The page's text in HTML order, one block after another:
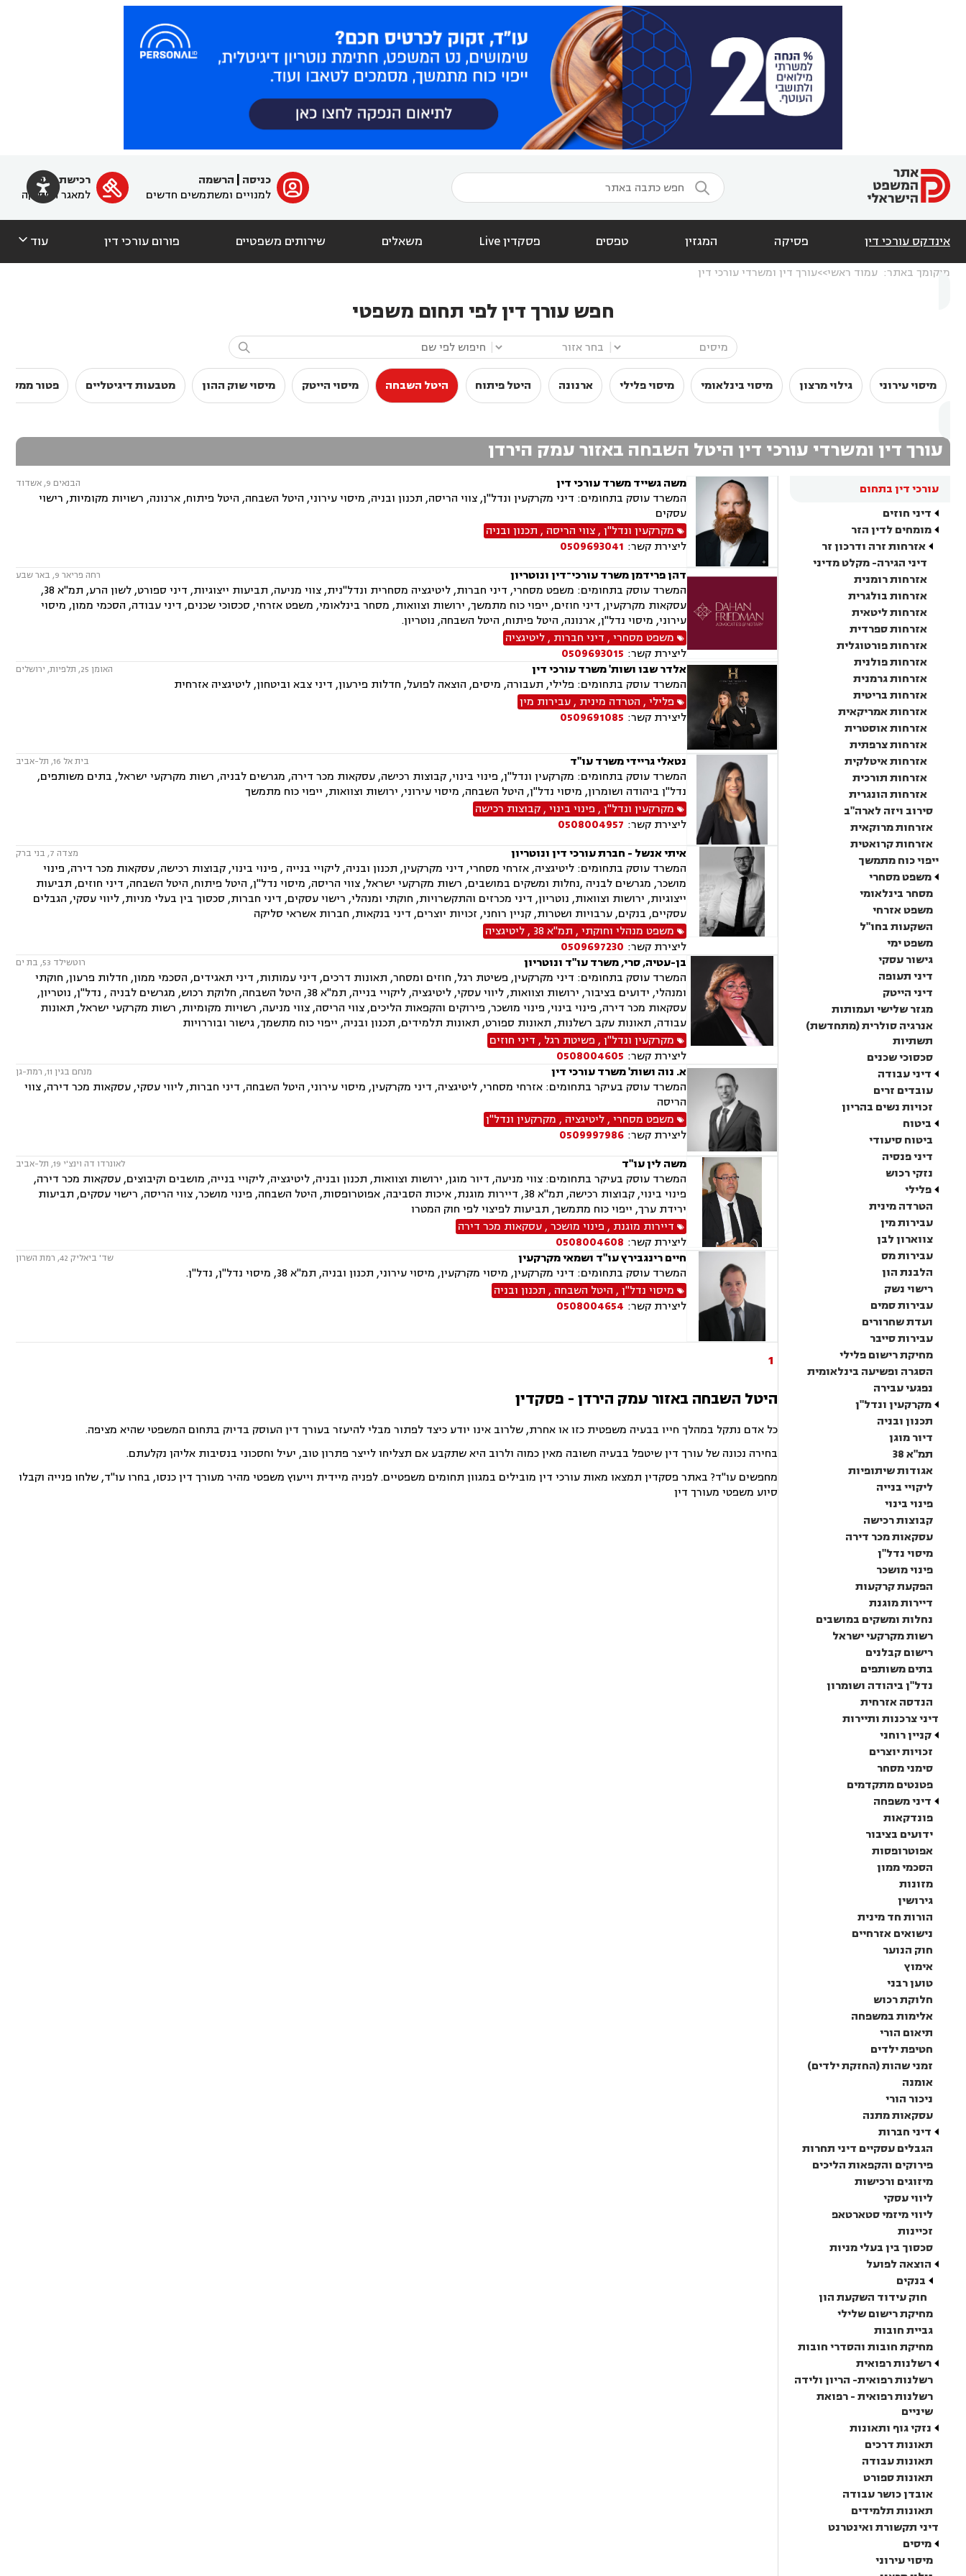
  ﱐ כניסה
הרשמה
למנויים ומשתמשים חדשים

רכישת מנוי
למאגר הפסיקה
אינדקס עורכי דין פסיקה המגזין טפסים פסקדין Live משאלים שירותים משפטיים פורום עורכי דין עוד 
מיקומך באתר: עמוד ראשי עורך דין ומשרדי עורכי דין
חפש עורך דין לפי תחום משפטי

מיסוי עירוני גילוי מרצון מיסוי בינלאומי מיסוי פלילי ארנונה היטל פיתוח היטל השבחה מיסוי הייטק מיסוי שוק ההון מטבעות דיגיטליים פטור ממס
עורך דין ומשרדי עורכי דין היטל השבחה באזור עמק הירדן
עורכי דין בתחום
דיני חוזים
מומחים לדין הזר
אזרחות זרה ודרכון זר
דיני הגירה- מקלט מדיני
אזרחות רומנית
אזרחות בולגרית
אזרחות ליטאית
אזרחות ספרדית
אזרחות פורטוגלית
אזרחות פולנית
אזרחות גרמנית
אזרחות בריטית
אזרחות אמריקאית
אזרחות אוסטרית
אזרחות צרפתית
אזרחות איטלקית
אזרחות תורכית
אזרחות הונגרית
סירוב ויזה לארה"ב
אזרחות מרוקאית
אזרחות קרואטית
ייפוי כוח מתמשך
משפט מסחרי
מסחר בינלאומי
משפט אזרחי
השקעות בחו"ל
משפט ימי
גישור עסקי
דיני תעופה
דיני הייטק
מגזר שלישי ועמותות
אנרגיה סולרית (מתחדשת)
תשתיות
סכסוכי שכנים
דיני עבודה
עובדים זרים
זכויות נשים בהריון
ביטוח
ביטוח סיעודי
דיני פנסיה
נזקי רכוש
פלילי
הטרדה מינית
עבירות מין
צווארון לבן
עבירות מס
הלבנת הון
רישוי נשק
עבירות סמים
ועדת שחרורים
עבירות סייבר
מחיקת רישום פלילי
הסגרה ופשיעה בינלאומית
נפגעי עבירה
מקרקעין ונדל"ן
תכנון ובניה
דיור מוגן
תמ"א 38
אגודות שיתופיות
ליקויי בנייה
פינוי בינוי
קבוצות רכישה
עסקאות מכר דירה
מיסוי נדל"ן
פינוי מושכר
הפקעת קרקעות
דיירות מוגנת
נחלות ומשקים במושבים
רשות מקרקעי ישראל
רישום קבלנים
בתים משותפים
נדל"ן ביהודה ושומרון
הנדסה אזרחית
דיני צרכנות ותיירות
קניין רוחני
זכויות יוצרים
סימני מסחר
פטנטים מתקדמים
דיני משפחה
פונדקאות
ידועים בציבור
אפוטרופסות
הסכמי ממון
מזונות
גירושין
הורות חד מינית
נישואים אזרחיים
חוק הנוער
אימוץ
טוען רבני
חלוקת רכוש
אלימות במשפחה
תיאום הורי
חטיפת ילדים
זמני שהות (החזקת ילדים)
אומנה
ניכור הורי
עסקאות מתנה
דיני חברות
הגבלים עסקיים דיני תחרות
פירוקים והקפאות הליכים
מיזוגים ורכישות
ליווי עסקי
ליווי מיזמי סטארטאפ
זכיינות
סכסוך בין בעלי מניות
הוצאה לפועל
בנקים
חוק עידוד השקעת הון
מחיקת רישום שלילי
גביית חובות
מחיקת חובות והסדרי חובות
רשלנות רפואית
רשלנות רפואית- הריון ולידה
רשלנות רפואית - רפואת
שיניים
נזקי גוף ותאונות
תאונות דרכים
תאונות עבודה
תאונות ספורט
אובדן כושר עבודה
תאונות תלמידים
דיני תקשורת ואינטרנט
מיסים
מיסוי עירוני
משה גשייד משרד עורכי דין הבנאים 9, אשדוד
המשרד עוסק בתחומים: דיני מקרקעין ונדל"ן, צווי הריסה, תכנון ובניה, מיסוי עירוני, היטל השבחה, היטל פיתוח, ארנונה, רשויות מקומיות, רישוי
עסקים
מקרקעין ונדל"ן,צווי הריסה , תכנון ובניה
ליצירת קשר: 0509693041
דהן פרידמן משרד עורכי־דין ונוטריון
רחה פריאר 9, באר שבע
המשרד עוסק בתחומים: משפט מסחרי, דיני חברות, ליטיגציה מסחרית ונדל"נית, צווי מניעה, תביעות ייצוגיות, דיני ספורט, לשון הרע, תמ"א 38,
עסקאות מקרקעין, דיני חוזים, ייפוי כוח מתמשך, ירושות וצוואות, מסחר בינלאומי, משפט אזרחי, סכסוכי שכנים, דיני עבודה, הסכמי ממון, מיסוי
עירוני, מיסוי נדל"ן, ארנונה, היטל פיתוח, היטל השבחה, נוטריון.
משפט מסחרי, דיני חברות ,ליטיגציה
ליצירת קשר: 0509693015
אלדר שבו ושות' משרד עורכי דין
האומן 25, תלפיות, ירושלים
המשרד עוסק בתחומים: פלילי, תעבורה, מיסים, הוצאה לפועל, חדלות פירעון, דיני צבא וביטחון, ליטיגציה אזרחית
פלילי, הטרדה מינית ,עבירות מין
ליצירת קשר: 0509691085
נטאלי גריידי משרד עו"ד בית אל 16, תל-אביב
המשרד עוסק בתחומים: מקרקעין ונדל"ן, פינוי בינוי, קבוצות רכישה, עסקאות מכר דירה, מגרשים לבניה, רשות מקרקעי ישראל, בתים משותפים,
נדל"ן ביהודה ושומרון, מיסוי נדל"ן, היטל השבחה, מיסוי עירוני, ירושות וצוואות, ייפוי כוח מתמשך
מקרקעין ונדל"ן, פינוי בינוי,קבוצות רכישה
ליצירת קשר: 0508004957
איתי אנשל - חברת עורכי דין ונוטריון
מצדה 7, בני ברק
המשרד עוסק בתחומים: ליטיגציה, אזרחי מסחרי, דיני מקרקעין, תכנון ובניה, ליקויי בנייה , פינוי בינוי, קבוצות רכישה, עסקאות מכר דירה, פינוי
מושכר, מגרשים לבניה ,נחלות ומשקים במושבים, רשות מקרקעי ישראל, צווי הריסה, מיסוי נדל"ן, היטל פיתוח, היטל השבחה, דיני חוזים, תביעות
ייצוגיות, ירושות וצוואות, נוטריון, דיני מכרזים והתקשרויות, חוקתי ומנהלי, רישוי עסקים, דיני חברות, סכסוך בין בעלי מניות, ליווי עסקי, הגבלים
עסקיים, בנקים, ערבויות ושטרות, קניין רוחני, זכויות יוצרים, דיני בנקאות, חברות אשראי סליקה
משפט מנהלי וחוקתי, תמ"א 38 ,ליטיגציה
ליצירת קשר: 0509697230
בן-עטיה, סרי, משרד עו"ד ונוטריון
רוטשילד 53, בת ים
המשרד עוסק בתחומים: דיני מקרקעין, פשיטת רגל, חוזים ומסחר, תאונות דרכים, דיני עמותות, דיני תאגידים, הסכמי ממון, חדלות פרעון, חוקתי
ומנהלי, ידועים בציבור, ירושות וצוואות, ליווי עסקי, ליטיגציה, ליקויי בנייה, תמ"א 38, היטל השבחה, חלוקת רכוש, מגרשים לבניה , נדל"ן, נוטריון,
עסקאות מכר דירה, פינוי בינוי, פינוי מושכר, פירוקים והקפאות הליכים, צווי הריסה, צווי מניעה, רשויות מקומיות, רשות מקרקעי ישראל, תאונות
עבודה, תאונות עקב רשלנות, תאונות ספורט, תאונות תלמידים, תכנון ובניה, ייפוי כוח מתשמך, גישור ובוררויות
מקרקעין ונדל"ן, פשיטת רגל , דיני חוזים
ליצירת קשר: 0508004605
א. נוה ושות' משרד עורכי דין
מנחם בגין 11, רמת-גן
המשרד עוסק בעיקר בתחומים: אזרחי מסחרי, ליטיגציה, דיני מקרקעין, מיסוי עירוני, היטל השבחה, דיני חברות, ליווי עסקי, עסקאות מכר דירה, צווי
הריסה
משפט מסחרי,ליטיגציה , מקרקעין ונדל"ן
ליצירת קשר: 0509997986
משה לין עו"ד
לאונרדו דה וינצ'י 19, תל-אביב
המשרד עוסק בעיקר בתחומים: צווי מניעה, דיור מוגן, ירושות וצוואות, תכנון ובניה, ליטיגציה, ליקויי בנייה, מושבים וקיבוצים, עסקאות מכר דירה,
פינוי בינוי, קבוצות רכישה, תמ"א 38, דיירות מוגנת, איכות הסביבה, אפוטרופסות, היטל השבחה, פינוי מושכר, צווי הריסה, רישוי עסקים, תביעות
ירידת ערך, ייפוי כוח מתמשך, תביעות לפיצוי לפי חוק המטרו
דיירות מוגנת , פינוי מושכר,עסקאות מכר דירה
ליצירת קשר: 0508004608
חיים רינגבירץ עו"ד ושמאי מקרקעין
שד' ביאליק 42, רמת השרון
המשרד עוסק בתחומים: דיני מקרקעין, מיסוי מקרקעין, מיסוי עירוני, תכנון ובניה, תמ"א 38, מיסוי נדל"ן, נדל"ן.
מיסוי נדל"ן, היטל השבחה , תכנון ובניה
ליצירת קשר: 0508004654
1
היטל השבחה באזור עמק הירדן - פסקדין
כל אדם נתקל במהלך חייו בבעיה משפטית כזו או אחרת, שלרוב אינו יודע כיצד לפתור מבלי להיעזר בעורך דין העוסק בדיוק בתחום המשפטי שהיא מציפה.
בחירה נכונה של עורך דין שיטפל בבעיה חשובה מאין כמוה ולרוב היא שתקבע אם תצליחו לייצר פתרון טוב, יעיל וחסכוני בנסיבות אליהן נקלעתם.
מחפשים עו"ד? באתר פסקדין תמצאו מאות עורכי דין מובילים במגוון תחומים משפטיים. לפניה מיידית וייעוץ משפטי מהיר מעורך דין כנסו, בחרו עו"ד, שלחו פנייה וקבלו
סיוע משפטי מעורך דין